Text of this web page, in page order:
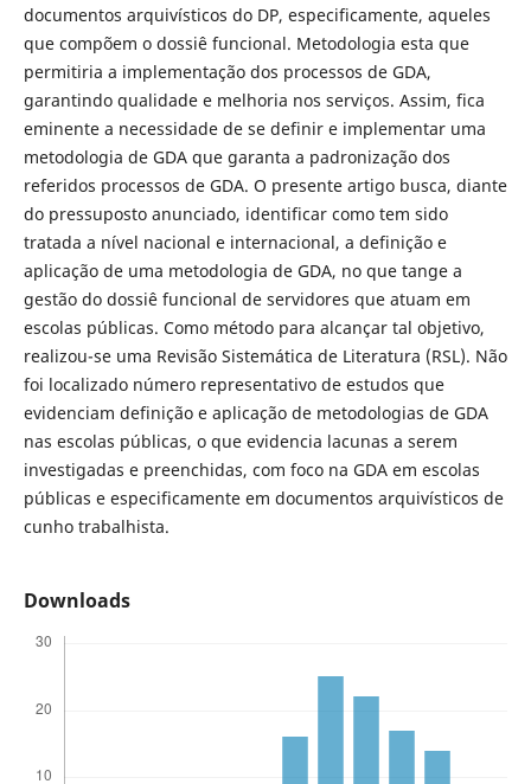
documentos arquivísticos do DP, especificamente, aqueles
que compõem o dossiê funcional. Metodologia esta que
permitiria a implementação dos processos de GDA,
garantindo qualidade e melhoria nos serviços. Assim, fica
eminente a necessidade de se definir e implementar uma
metodologia de GDA que garanta a padronização dos
referidos processos de GDA. O presente artigo busca, diante
do pressuposto anunciado, identificar como tem sido
tratada a nível nacional e internacional, a definição e
aplicação de uma metodologia de GDA, no que tange a
gestão do dossiê funcional de servidores que atuam em
escolas públicas. Como método para alcançar tal objetivo,
realizou-se uma Revisão Sistemática de Literatura (RSL). Não
foi localizado número representativo de estudos que
evidenciam definição e aplicação de metodologias de GDA
nas escolas públicas, o que evidencia lacunas a serem
investigadas e preenchidas, com foco na GDA em escolas
públicas e especificamente em documentos arquivísticos de
cunho trabalhista.
Downloads